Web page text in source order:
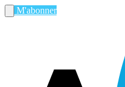
M'abonner